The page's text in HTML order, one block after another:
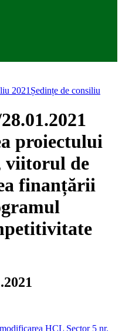
2021 Ședințe de consiliu
proiectului
viitorul de
finanțării
HCL Sector 5 nr.